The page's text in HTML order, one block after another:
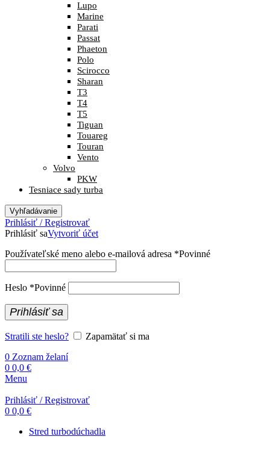
Lupo
Marine
Parati
Passat
Phaeton
Polo
Scirocco
Sharan
T3
T4
T5
Tiguan
Touareg
Touran
Vento
Volvo
PKW
Tesniace sady turba
Vyhľadávanie
Prihlásiť / Registrovať
Prihlásiť saVytvoriť účet
Používateľské meno alebo e-mailová adresa *Povinné
Heslo *Povinné
Prihlásiť sa
Stratili ste heslo?
Zapamätať si ma
0 Zoznam želaní
0 0,0 €
Menu
Prihlásiť / Registrovať
0 0,0 €
Stred turbodúchadla